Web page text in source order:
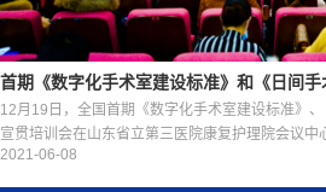
首期《数字化手术室建设标准》和《日间
12月19日，全国首期《数字化手术室建设标准》
宣贯培训会在山东省立第三医院康复护理院会议中
2021-06-08